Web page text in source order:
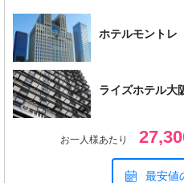
ホテルモント
ライズホテル大
お一人様あたり
最安値